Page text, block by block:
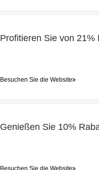
Besuchen Sie die Website
Genießen Sie 10%
Besuchen Sie die Website